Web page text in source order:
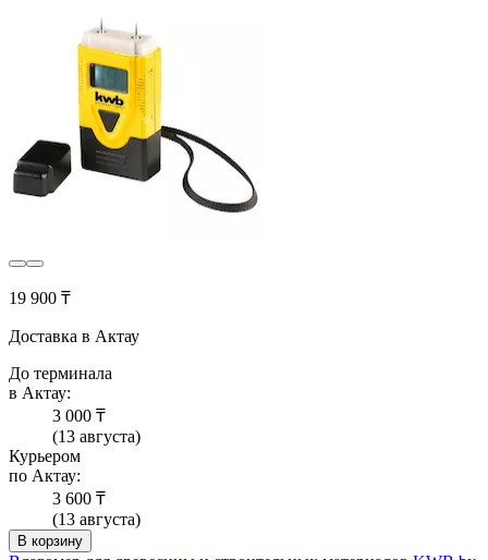
19 900 ₸
Доставка в Актау
До терминала
в Актау:
3 000 ₸
(13 августа)
Курьером
по Актау:
3 600 ₸
(13 августа)
В корзину